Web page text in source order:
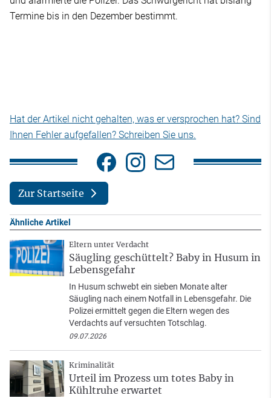
Termine bis in den Dezember bestimmt.
Hat der Artikel nicht gehalten, was er versprochen hat? Sind
Ihnen Fehler aufgefallen? Schreiben Sie uns.
Zur Startseite
Ähnliche Artikel
Eltern unter Verdacht
Säugling geschüttelt? Baby in Husum in
Lebensgefahr
In Husum schwebt ein sieben Monate alter
Säugling nach einem Notfall in Lebensgefahr. Die
Polizei ermittelt gegen die Eltern wegen des
Verdachts auf versuchten Totschlag.
09.07.2026
Kriminalität
Urteil im Prozess um totes Baby in
Kühltruhe erwartet